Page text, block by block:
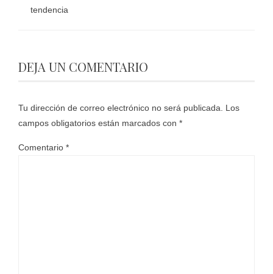
tendencia
DEJA UN COMENTARIO
Tu dirección de correo electrónico no será publicada.
Los
campos obligatorios están marcados con *
Comentario *